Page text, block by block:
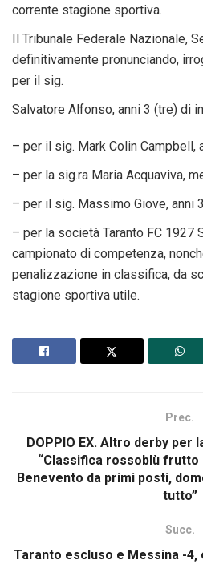
corrente stagione sportiva.
Il Tribunale Federale Nazionale,
definitivamente pronunciando,
per il sig.
Salvatore Alfonso, anni 3 (tre) di
– per il sig. Mark Colin Campbell,
– per la sig.ra Maria Acquaviva,
– per il sig. Massimo Giove, anni
– per la società Taranto FC 1927
campionato di competenza,
penalizzazione in classifica, da
stagione sportiva utile.
Prec.
DOPPIO EX. Altro derby per
“Classifica rossoblù
Benevento da primi posti,
tutto”
Succ.
Taranto escluso e Messina -